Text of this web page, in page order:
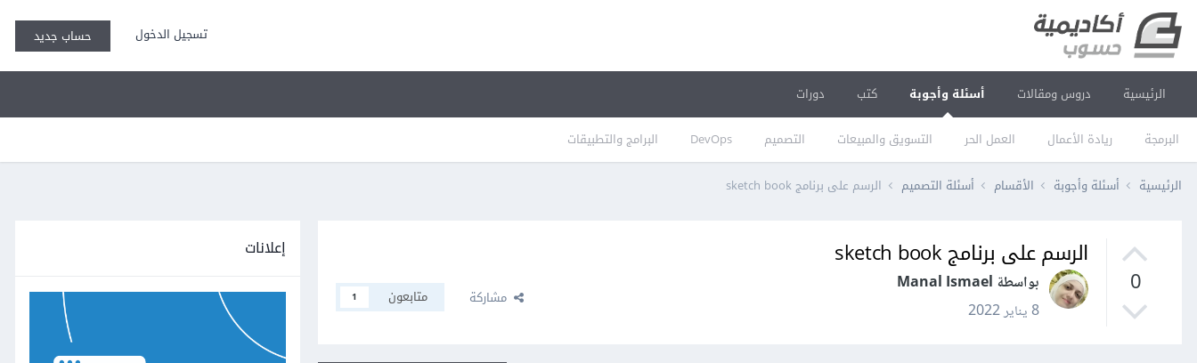
تسجيل الدخول حساب جديد
الرئيسية دروس ومقالات أسئلة وأجوبة
البرمجة ريادة الأعمال العمل الحر التسويق والمبيعات التصميم DevOps البرامج والتطبيقات
كتب دورات
الرئيسية أسئلة وأجوبة الأقسام أسئلة التصميم الرسم على برنامج sketch book
0
الرسم على برنامج sketch book
بواسطة Manal Ismael
8 يناير 2022
مشاركة متابعون 1
إعلانات